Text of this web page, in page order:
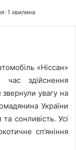
1 хвилина
«Ніссан»
час здійснення
увагу на
України
сонливість. Усі
сп’яніння